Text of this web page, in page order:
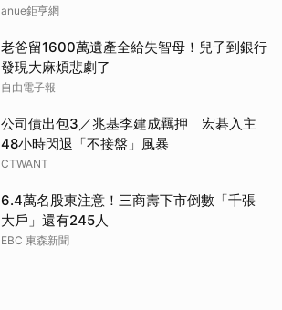
anue鉅亨網
老爸留1600萬遺產全給失智母！兒子到銀行
發現大麻煩悲劇了
自由電子報
公司債出包3／兆基李建成羈押 宏碁入主
48小時閃退「不接盤」風暴
CTWANT
6.4萬名股東注意！三商壽下市倒數「千張
大戶」還有245人
EBC 東森新聞